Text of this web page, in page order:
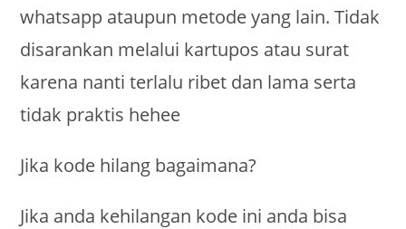
whatsapp ataupun metode yang lain. Tidak
disarankan melalui kartupos atau surat
karena nanti terlalu ribet dan lama serta
tidak praktis hehee
Jika kode hilang bagaimana?
Jika anda kehilangan kode ini anda bisa